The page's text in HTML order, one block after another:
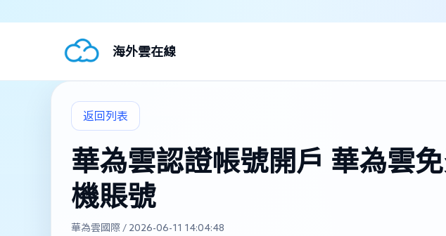
海外雲在線
返回列表
華為雲認證帳號開戶 華為雲
機賬號
華為雲國際 / 2026-06-11 14:04:48